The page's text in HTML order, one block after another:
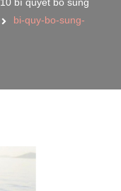
bi-quy-bo-sung-